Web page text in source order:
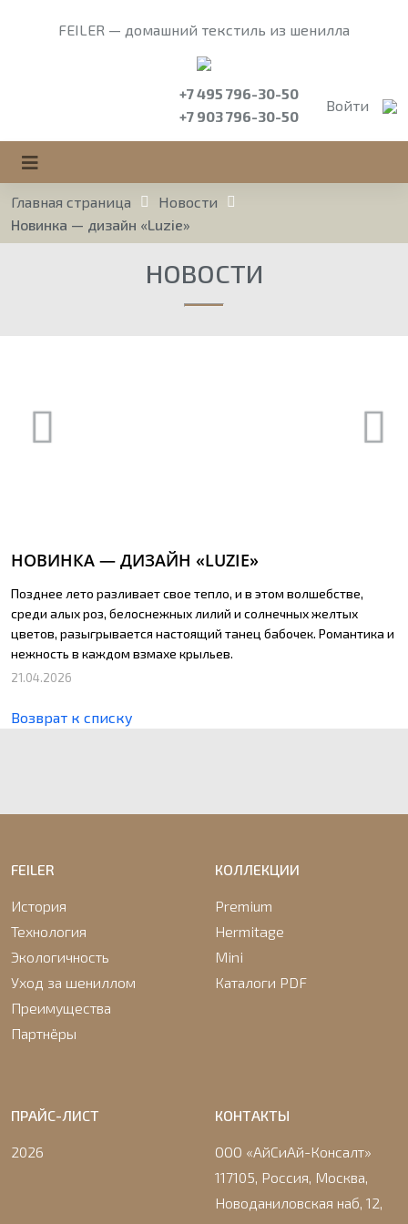
FEILER — домашний текстиль из шенилла
+7 495 796-30-50
+7 903 796-30-50
Войти
Главная страница
Новости
Новинка — дизайн «Luzie»
НОВОСТИ
НОВИНКА — ДИЗАЙН «LUZIE»
Позднее лето разливает свое тепло, и в этом волшебстве,
среди алых роз, белоснежных лилий и солнечных желтых
цветов, разыгрывается настоящий танец бабочек. Романтика и
нежность в каждом взмахе крыльев.
21.04.2026
Возврат к списку
FEILER
История
Технология
Экологичность
Уход за шениллом
Преимущества
Партнёры
КОЛЛЕКЦИИ
Premium
Hermitage
Mini
Каталоги PDF
ПРАЙС-ЛИСТ
2026
КОНТАКТЫ
ООО «АйСиАй-Консалт»
117105, Россия, Москва,
Новоданиловская наб, 12,